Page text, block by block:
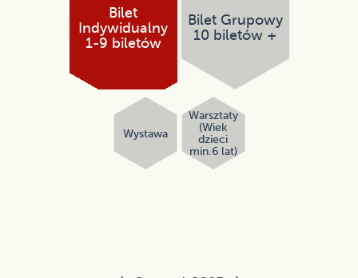
Bilet
Indywidualny
1-9 biletów
Bilet Grupowy
10 biletów +
Wystawa
Warsztaty
(Wiek
dzieci
min.6 lat)